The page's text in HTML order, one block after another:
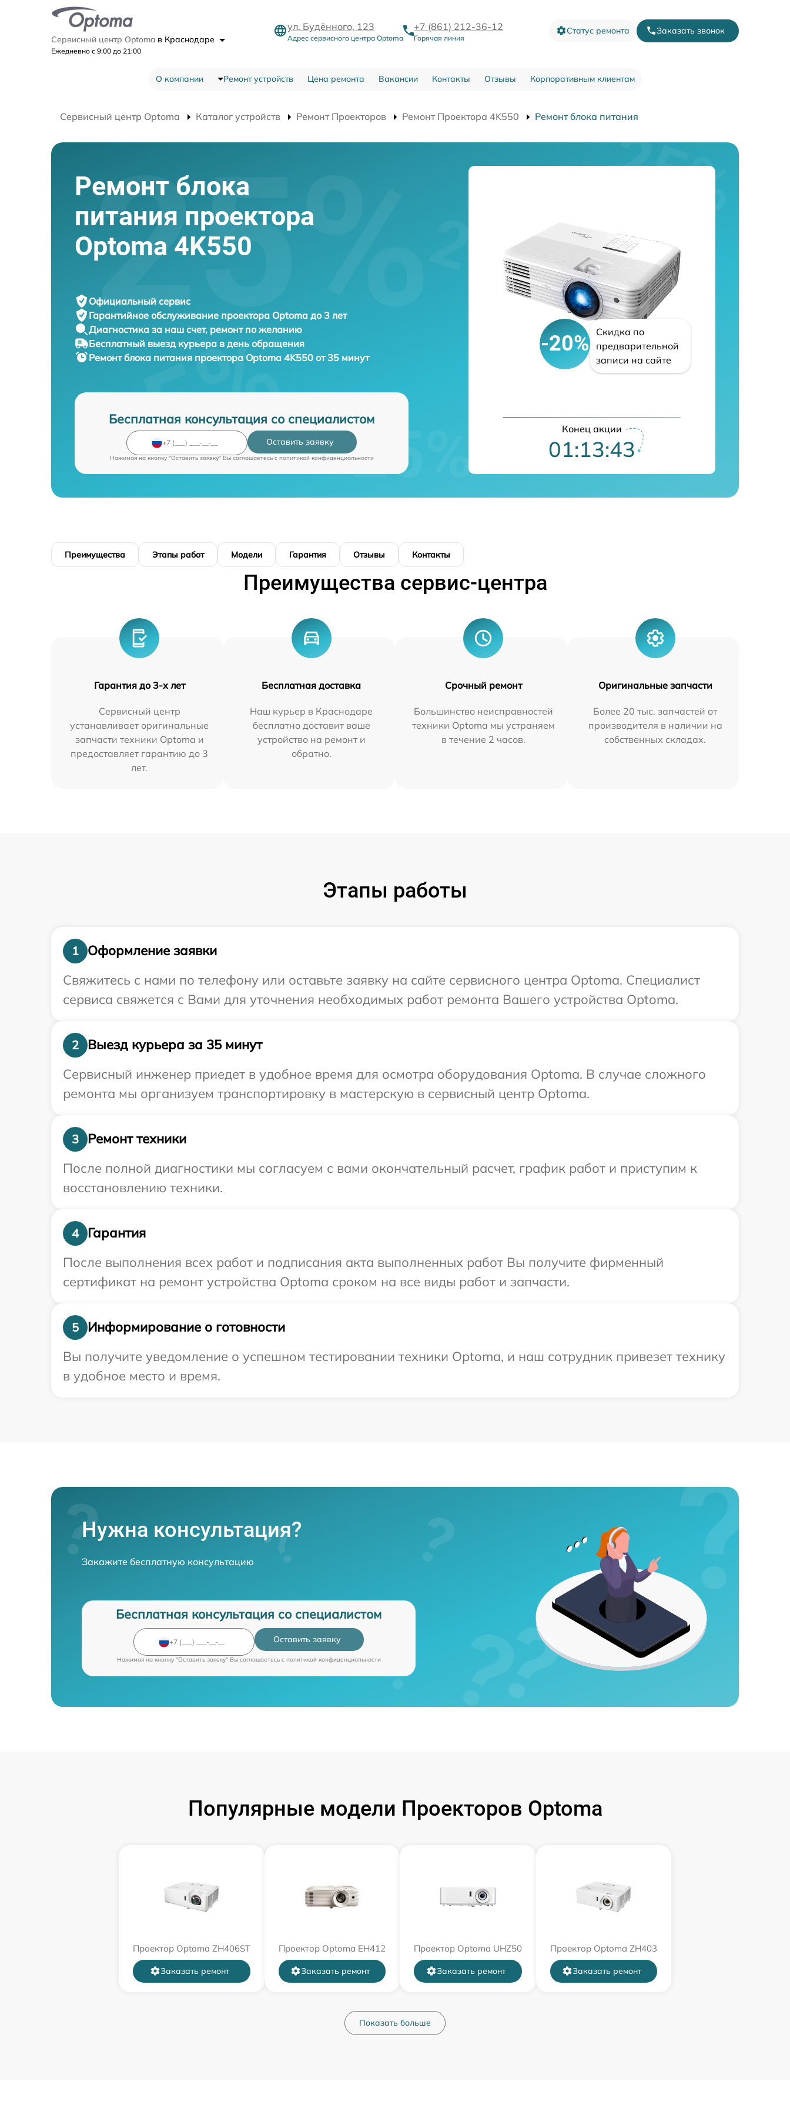
Сервисный центр Optoma в Краснодаре
Ежедневно с 9:00 до 21:00
ул. Будённого, 123
Адрес сервисного центра Optoma
+7 (861) 212-36-12
Горячая линия
Статус ремонта Заказать звонок
О компании Ремонт устройств Цена ремонта Вакансии Контакты Отзывы Корпоративным клиентам
Сервисный центр Optoma Каталог устройств Ремонт Проекторов Ремонт Проектора 4K550 Ремонт блока питания
Ремонт блока
питания проектора
Optoma 4K550
Официальный сервис
Гарантийное обслуживание проектора Optoma до 3 лет
Диагностика за наш счет, ремонт по желанию
Бесплатный выезд курьера в день обращения
Ремонт блока питания проектора Optoma 4K550 от 35 минут
Бесплатная консультация со специалистом
Оставить заявку
Нажимая на кнопку "Оставить заявку" Вы соглашаетесь c политикой конфиденциальности
-20%
Скидка по
предварительной
записи на сайте
Конец акции
01:13:42
Преимущества Этапы работ Модели Гарантия Отзывы Контакты
Преимущества сервис-центра
Гарантия до 3-х лет
Сервисный центр
устанавливает оригинальные
запчасти техники Optoma и
предоставляет гарантию до 3
лет.
Бесплатная доставка
Наш курьер в Краснодаре
бесплатно доставит ваше
устройство на ремонт и
обратно.
Срочный ремонт
Большинство неисправностей
техники Optoma мы устраняем
в течение 2 часов.
Оригинальные запчасти
Более 20 тыс. запчастей от
производителя в наличии на
собственных складах.
Этапы работы
1
Оформление заявки
Свяжитесь с нами по телефону или оставьте заявку на сайте сервисного центра Optoma. Специалист
сервиса свяжется с Вами для уточнения необходимых работ ремонта Вашего устройства Optoma.
2
Выезд курьера за 35 минут
Сервисный инженер приедет в удобное время для осмотра оборудования Optoma. В случае сложного
ремонта мы организуем транспортировку в мастерскую в сервисный центр Optoma.
3
Ремонт техники
После полной диагностики мы согласуем с вами окончательный расчет, график работ и приступим к
восстановлению техники.
4
Гарантия
После выполнения всех работ и подписания акта выполненных работ Вы получите фирменный
сертификат на ремонт устройства Optoma сроком на все виды работ и запчасти.
5
Информирование о готовности
Вы получите уведомление о успешном тестировании техники Optoma, и наш сотрудник привезет технику
в удобное место и время.
Нужна консультация?
Закажите бесплатную консультацию
Бесплатная консультация со специалистом
Оставить заявку
Нажимая на кнопку "Оставить заявку" Вы соглашаетесь c политикой конфиденциальности
Популярные модели Проекторов Optoma
Проектор Optoma ZH406ST
Заказать ремонт
Проектор Optoma EH412
Заказать ремонт
Проектор Optoma UHZ50
Заказать ремонт
Проектор Optoma ZH403
Заказать ремонт
Показать больше